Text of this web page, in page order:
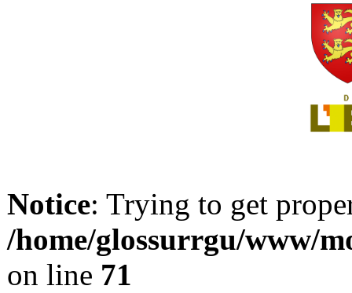
Notice: Trying to get
/home/glossurrgu/www/
on line 71